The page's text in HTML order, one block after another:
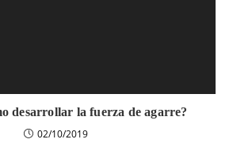
desarrollar la fuerza de agarre?
02/10/2019